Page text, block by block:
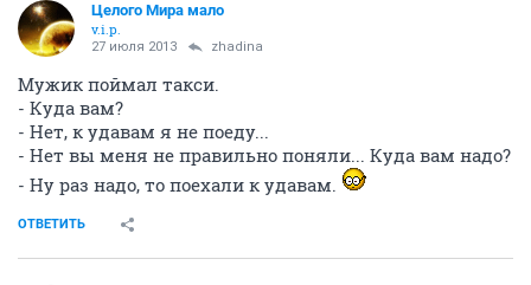
Целого Мира мало
v.i.p.
27 июля 2013 zhadina
Мужик поймал такси.
- Куда вам?
- Нет, к удавам я не поеду...
- Нет вы меня не правильно поняли... Куда вам надо?
- Ну раз надо, то поехали к удавам.
ОТВЕТИТЬ